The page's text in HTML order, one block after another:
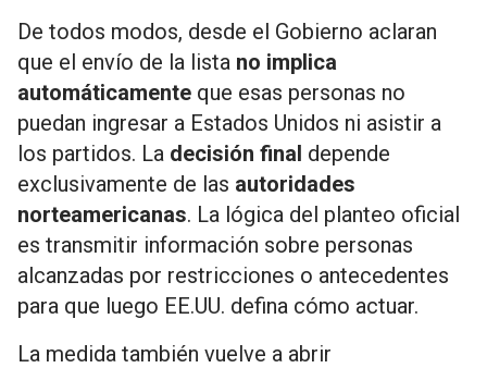
De todos modos, desde el Gobierno aclaran
que el envío de la lista no implica
automáticamente que esas personas no
puedan ingresar a Estados Unidos ni asistir a
los partidos. La decisión final depende
exclusivamente de las autoridades
norteamericanas. La lógica del planteo oficial
es transmitir información sobre personas
alcanzadas por restricciones o antecedentes
para que luego EE.UU. defina cómo actuar.
La medida también vuelve a abrir